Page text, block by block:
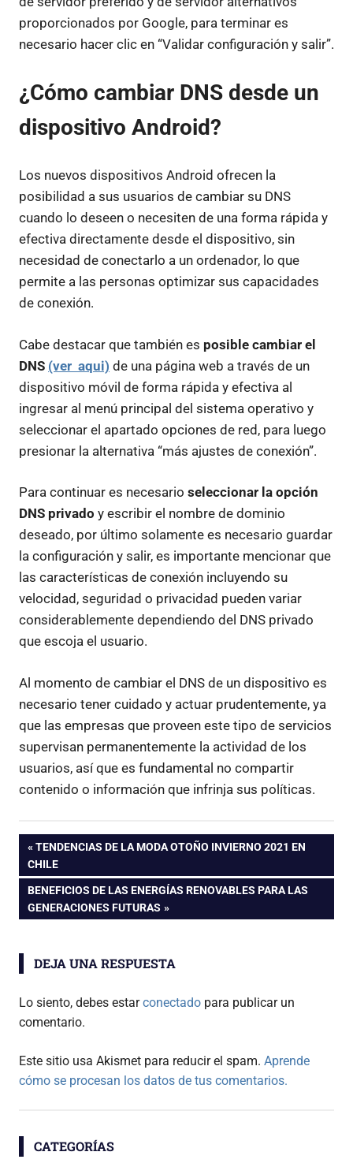
proporcionados por Google, para terminar es
necesario hacer clic en “Validar configuración y salir”.
¿Cómo cambiar DNS desde un
dispositivo Android?
Los nuevos dispositivos Android ofrecen la
posibilidad a sus usuarios de cambiar su DNS
cuando lo deseen o necesiten de una forma rápida y
efectiva directamente desde el dispositivo, sin
necesidad de conectarlo a un ordenador, lo que
permite a las personas optimizar sus capacidades
de conexión.
Cabe destacar que también es posible cambiar el
DNS (ver aqui) de una página web a través de un
dispositivo móvil de forma rápida y efectiva al
ingresar al menú principal del sistema operativo y
seleccionar el apartado opciones de red, para luego
presionar la alternativa “más ajustes de conexión”.
Para continuar es necesario seleccionar la opción
DNS privado y escribir el nombre de dominio
deseado, por último solamente es necesario guardar
la configuración y salir, es importante mencionar que
las características de conexión incluyendo su
velocidad, seguridad o privacidad pueden variar
considerablemente dependiendo del DNS privado
que escoja el usuario.
Al momento de cambiar el DNS de un dispositivo es
necesario tener cuidado y actuar prudentemente, ya
que las empresas que proveen este tipo de servicios
supervisan permanentemente la actividad de los
usuarios, así que es fundamental no compartir
contenido o información que infrinja sus políticas.
Navegación
de
entradas
ENTRADA
ANTERIOR:
TENDENCIAS DE LA MODA OTOÑO INVIERNO 2021 EN
CHILE
ENTRADA
SIGUIENTE:
BENEFICIOS DE LAS ENERGÍAS RENOVABLES PARA LAS
GENERACIONES FUTURAS
DEJA UNA RESPUESTA
Lo siento, debes estarconectado para publicar un
comentario.
Este sitio usa Akismet para reducir el spam. Aprende
cómo se procesan los datos de tus comentarios.
CATEGORÍAS